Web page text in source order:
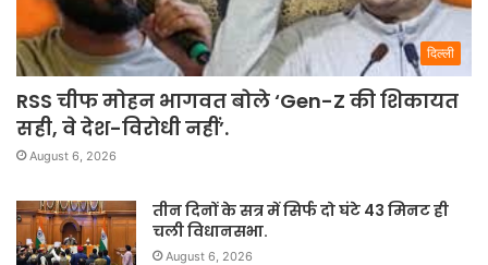
दिल्ली
RSS चीफ मोहन भागवत बोले ‘Gen-Z की शिकायत
सही, वे देश-विरोधी नहीं’.
August 6, 2026
तीन दिनों के सत्र में सिर्फ दो घंटे 43 मिनट ही
चली विधानसभा.
August 6, 2026